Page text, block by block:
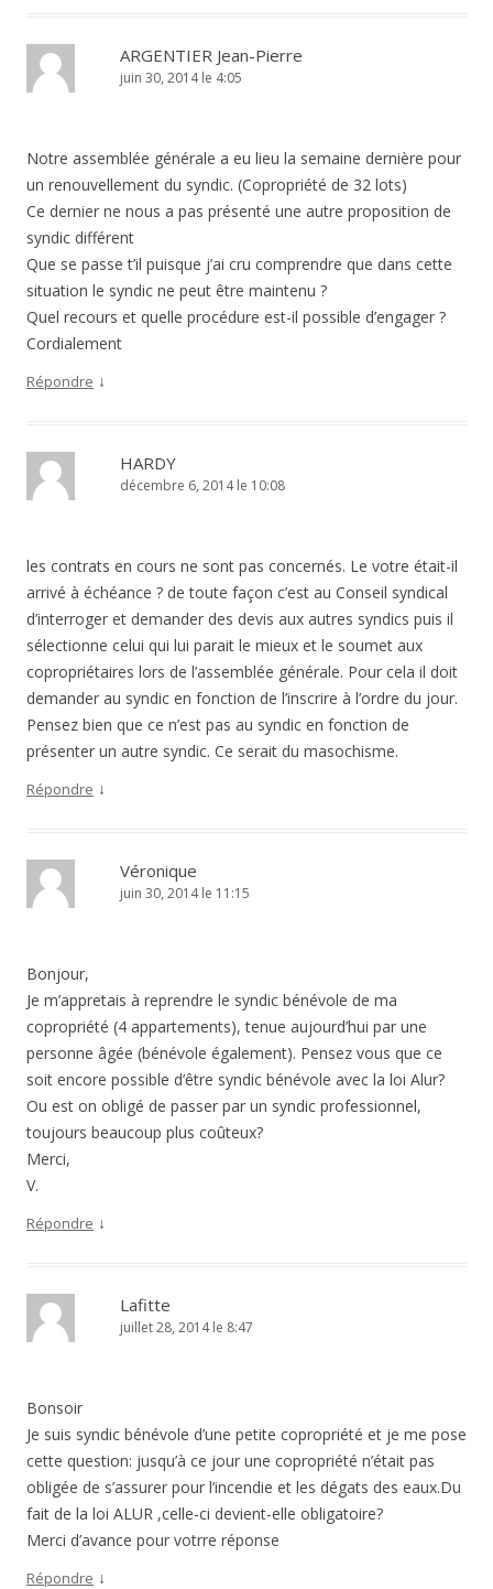
ARGENTIER Jean-Pierre
juin 30, 2014 le 4:05
Notre assemblée générale a eu lieu la semaine dernière pour
un renouvellement du syndic. (Copropriété de 32 lots)
Ce dernier ne nous a pas présenté une autre proposition de
syndic différent
Que se passe t’il puisque j’ai cru comprendre que dans cette
situation le syndic ne peut être maintenu ?
Quel recours et quelle procédure est-il possible d’engager ?
Cordialement
Répondre ↓
HARDY
décembre 6, 2014 le 10:08
les contrats en cours ne sont pas concernés. Le votre était-il
arrivé à échéance ? de toute façon c’est au Conseil syndical
d’interroger et demander des devis aux autres syndics puis il
sélectionne celui qui lui parait le mieux et le soumet aux
copropriétaires lors de l’assemblée générale. Pour cela il doit
demander au syndic en fonction de l’inscrire à l’ordre du jour.
Pensez bien que ce n’est pas au syndic en fonction de
présenter un autre syndic. Ce serait du masochisme.
Répondre ↓
Véronique
juin 30, 2014 le 11:15
Bonjour,
Je m’appretais à reprendre le syndic bénévole de ma
copropriété (4 appartements), tenue aujourd’hui par une
personne âgée (bénévole également). Pensez vous que ce
soit encore possible d’être syndic bénévole avec la loi Alur?
Ou est on obligé de passer par un syndic professionnel,
toujours beaucoup plus coûteux?
Merci,
V.
Répondre ↓
Lafitte
juillet 28, 2014 le 8:47
Bonsoir
Je suis syndic bénévole d’une petite copropriété et je me pose
cette question: jusqu’à ce jour une copropriété n’était pas
obligée de s’assurer pour l’incendie et les dégats des eaux.Du
fait de la loi ALUR ,celle-ci devient-elle obligatoire?
Merci d’avance pour votrre réponse
Répondre ↓